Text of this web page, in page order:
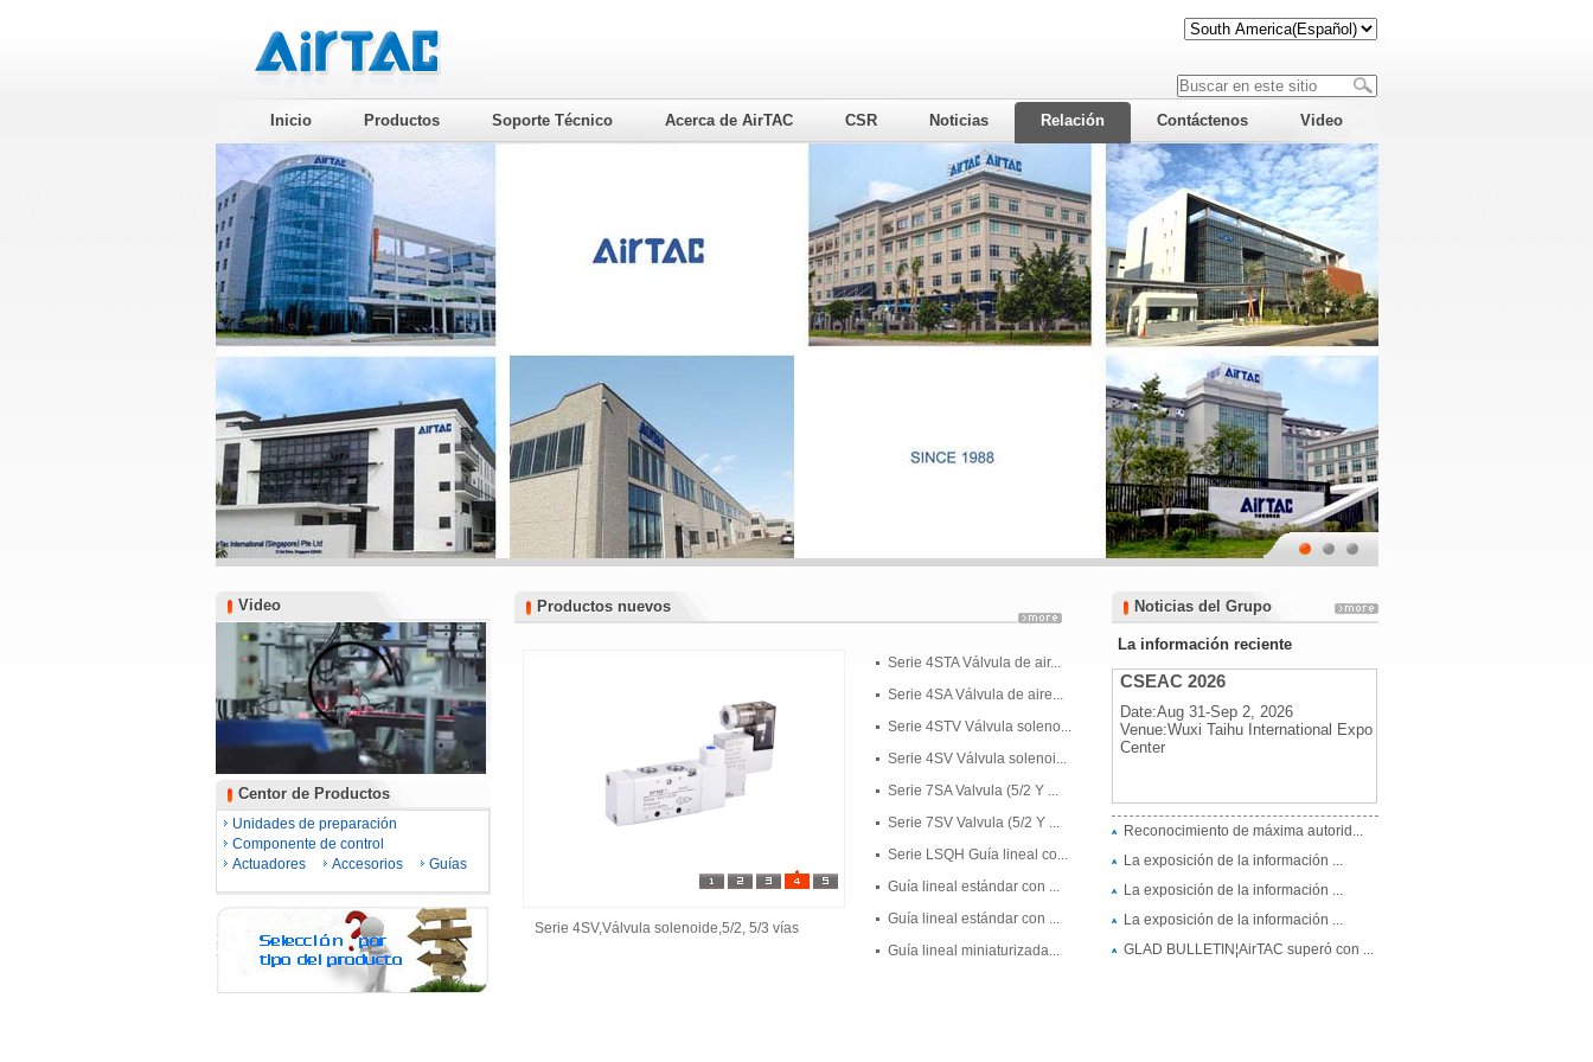
Inicio Productos Soporte Técnico Acerca de AirTAC CSR Noticias Relación Contáctenos Video
Video
Video
Centor de Productos
Centor de Productos
Unidades de preparación
Componente de control
Actuadores
Accesorios Guías
Productos nuevos
Productos nuevos
Serie 4SV,Válvula solenoide,5/2, 5/3 vías
Serie 4STA Válvula de air...
Serie 4SA Válvula de aire...
Serie 4STV Válvula soleno...
Serie 4SV Válvula solenoi...
Serie 7SA Valvula (5/2 Y ...
Serie 7SV Valvula (5/2 Y ...
Serie LSQH Guía lineal co...
Guía lineal estándar con ...
Guía lineal estándar con ...
Guía lineal miniaturizada...
Noticias del Grupo
Noticias del Grupo
La información reciente
CSEAC 2026
Date:Aug 31-Sep 2, 2026
Venue:Wuxi Taihu International Expo
Center
CSEAC 2026
Date:Aug 31-Sep 2, 2026
Venue:Wuxi Taihu International Expo
Center
Reconocimiento de máxima autorid...
La exposición de la información ...
La exposición de la información ...
La exposición de la información ...
GLAD BULLETIN¦AirTAC superó con ...